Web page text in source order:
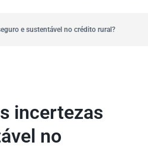
RH
O corre de quem
e sustentável no crédito rural?
incertezas
no